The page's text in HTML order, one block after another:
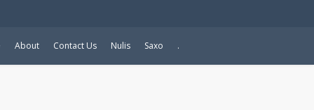
About Contact Us Nulis Saxo .